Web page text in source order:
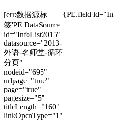
[err:数据源标
签'PE.DataSource
id="InfoList2015"
datasource="2013-
外语-名师堂-循环
分页"
nodeid="695"
urlpage="true"
page="true"
pagesize="5"
titleLength="160"
linkOpenType="1"
{PE.field